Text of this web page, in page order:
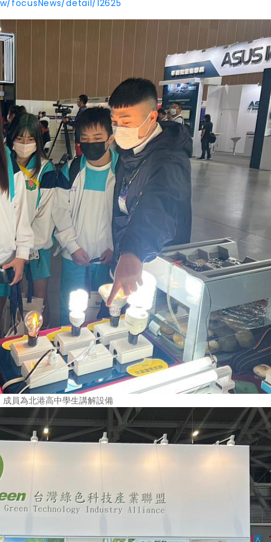
focusNews/detail/12625
員為北港高中學生講解設備